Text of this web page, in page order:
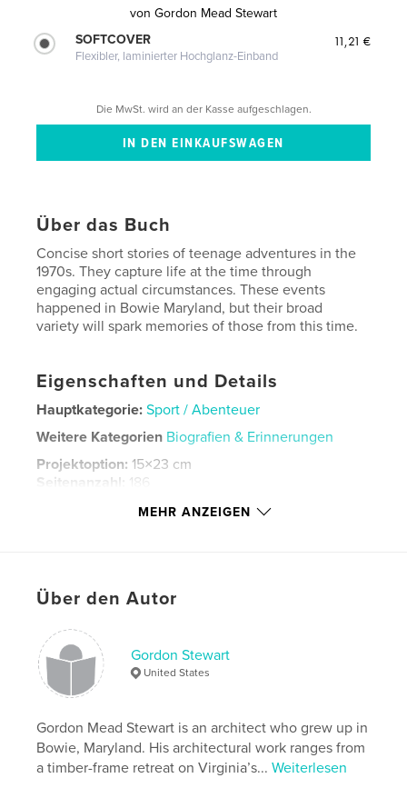
von Gordon Mead Stewart
SOFTCOVER
Flexibler, laminierter Hochglanz-Einband
11,21 €
Die MwSt. wird an der Kasse aufgeschlagen.
Über das Buch
Concise short stories of teenage adventures in the
1970s. They capture life at the time through
engaging actual circumstances. These events
happened in Bowie Maryland, but their broad
variety will spark memories of those from this time.
Eigenschaften und Details
Hauptkategorie: Sport / Abenteuer
Weitere Kategorien Biografien & Erinnerungen
Projektoption: 15×23 cm
Seitenanzahl: 186
Schlüsselwörter
pranks
High School , Bowie
MEHR ANZEIGEN
Über den Autor
Gordon Stewart
United States
Gordon Mead Stewart is an architect who grew up in
Bowie, Maryland. His architectural work ranges from
a timber-frame retreat on Virginia’s...Weiterlesen